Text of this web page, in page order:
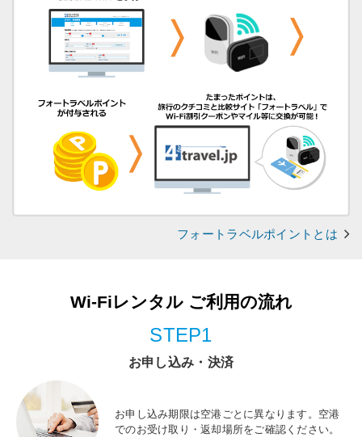
フォートラベルポイントとは
Wi-Fiレンタル ご利用の流れ
STEP1
お申し込み・決済
お申し込み期限は空港ごとに異なります。空港
でのお受け取り・返却場所をご確認ください。